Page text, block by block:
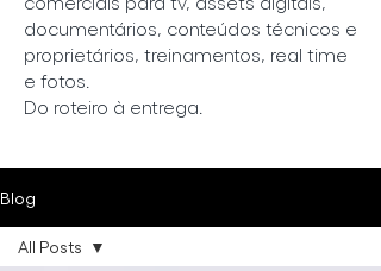
documentários, conteúdos técnicos e
proprietários, treinamentos, real time
e fotos.
Do roteiro à entrega.​​
Blog
All Posts